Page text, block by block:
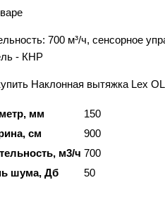
700 м³/ч, сенсорное
- КНР
Наклонная вытяжка Lex
мм
150
см
900
м3/ч 700
шума, Дб
50